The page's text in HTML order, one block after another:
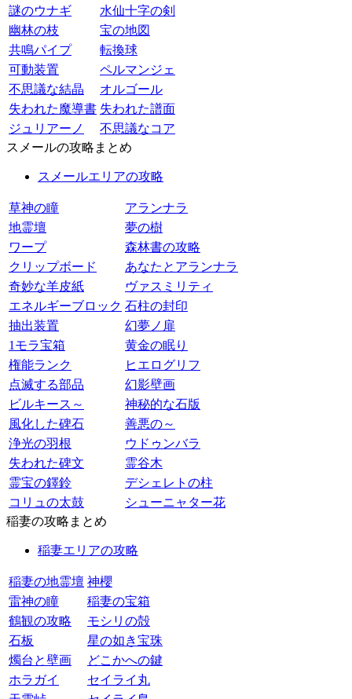
謎のウナギ
水仙十字の剣
幽林の枝
宝の地図
共鳴パイプ
転換球
可動装置
ペルマンジェ
不思議な結晶
オルゴール
失われた魔導書 失われた譜面
ジュリアーノ
不思議なコア
スメールの攻略まとめ
スメールエリアの攻略
草神の瞳
アランナラ
地霊壇
夢の樹
ワープ
森林書の攻略
クリップボード
あなたとアランナラ
奇妙な羊皮紙
ヴァスミリティ
エネルギーブロック 石柱の封印
抽出装置
幻夢ノ扉
1モラ宝箱
黄金の眠り
権能ランク
ヒエログリフ
点滅する部品
幻影壁画
ビルキース～
神秘的な石版
風化した碑石
善悪の～
浄光の羽根
ウドゥンバラ
失われた碑文
霊谷木
霊宝の鐸鈴
デシェレトの柱
コリュの太鼓
シューニャター花
稲妻の攻略まとめ
稲妻エリアの攻略
稲妻の地霊壇 神櫻
雷神の瞳
稲妻の宝箱
鶴観の攻略
モシリの殻
石板
星の如き宝珠
燭台と壁画
どこかへの鍵
ホラガイ
セイライ丸